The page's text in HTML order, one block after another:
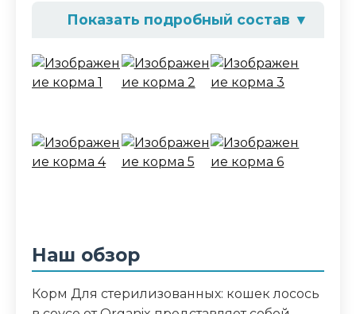
Показать подробный состав ▼
Состав корма
Мясо и его производные 40%, лосось 5%,
клетчатка, витамины и минеральные
вещества, омега-3 и омега-6 жирные
Белки 9%, жиры 3%, зола 2.5%, клетчатка
0.5%, влага 82%. Витамин А 90 МЕ,
витамин D 9 МЕ, витамин E 0.5 МЕ,
железо 1.4 мг, медь 0.09 мг, марганец
Наш обзор
Корм Для стерилизованных: кошек лосось